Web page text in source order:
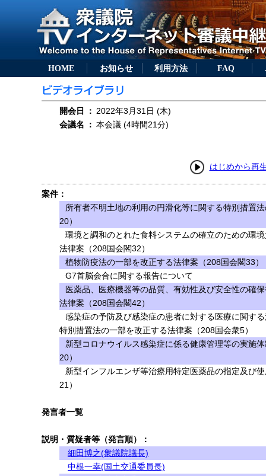
HOME お知らせ 利用方法 FAQ
開会日 ： 2022年3月31日 (木)
会議名
： 本会議 (4時間21分)
はじめから再
案件：
所有者不明土地の利用の円滑化等に関する特別措置
20）
環境と調和のとれた食料システムの確立のための環
法律案（208国会閣32）
植物防疫法の一部を改正する法律案（208国会閣33）
G7首脳会合に関する報告について
医薬品、医療機器等の品質、有効性及び安全性の確
法律案（208国会閣42）
感染症の予防及び感染症の患者に対する医療に関す
特別措置法の一部を改正する法律案（208国会衆5）
新型コロナウイルス感染症に係る健康管理等の実施
20）
新型インフルエンザ等治療用特定医薬品の指定及び
21）
発言者一覧
説明・質疑者等（発言順）：
細田博之(衆議院議長)
中根一幸(国土交通委員長)